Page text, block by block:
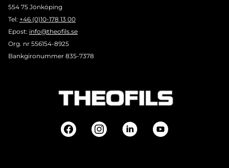
554 75 Jönköping
Tel: +46 (0)10-178 13 00
Epost: info@theofils.se
Org. nr 556154-8925
Bankgironummer 835-7378